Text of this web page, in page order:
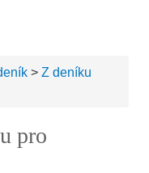
>Z deníku
pro